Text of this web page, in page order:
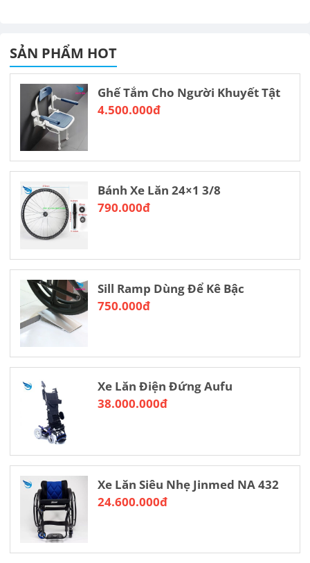
SẢN PHẨM HOT
Ghế Tắm Cho Người Khuyết Tật
4.500.000đ
Bánh Xe Lăn 24×1 3/8
790.000đ
Sill Ramp Dùng Để Kê Bậc
750.000đ
Xe Lăn Điện Đứng Aufu
38.000.000đ
Xe Lăn Siêu Nhẹ Jinmed NA 432
24.600.000đ